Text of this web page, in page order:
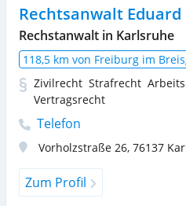
Rechtsanwalt
Rechstanwalt in Karlsruhe
118,5 km von Freiburg im
Zivilrecht Strafrecht
Vertragsrecht
Telefon
Vorholzstraße 26, 76137
Zum Profil